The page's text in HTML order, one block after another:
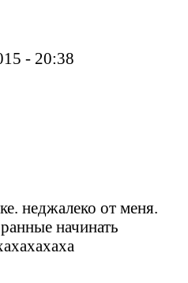
- 20:38
неджалеко от меня.
начинать